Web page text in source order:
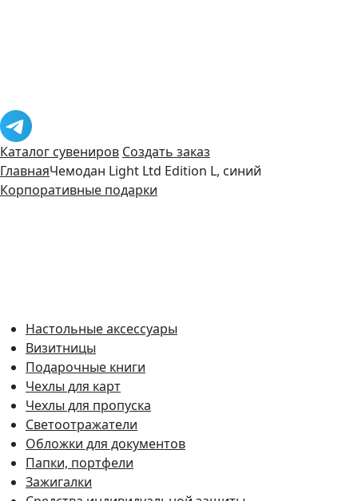
Каталог сувениров Создать заказ
ГлавнаяЧемодан Light Ltd Edition L, синий
Корпоративные подарки
Настольные аксессуары
Визитницы
Подарочные книги
Чехлы для карт
Чехлы для пропуска
Светоотражатели
Обложки для документов
Папки, портфели
Зажигалки